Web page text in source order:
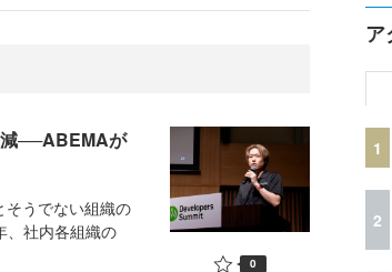
減──ABEMAが
うでない組織の
、社内各組織の
0
ア
1
2